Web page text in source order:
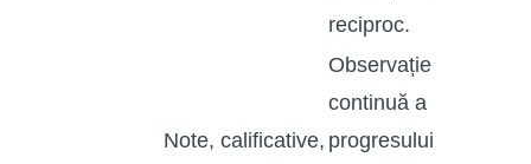
reciproc.
Note, calificative,
Observație
continuă a
progresului